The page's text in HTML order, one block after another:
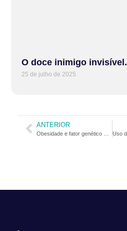
O doce inimigo invisível.
25 de julho de 2025
ANTERIOR